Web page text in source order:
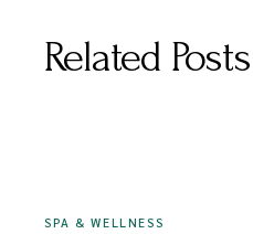
Related Posts
SPA & WELLNESS